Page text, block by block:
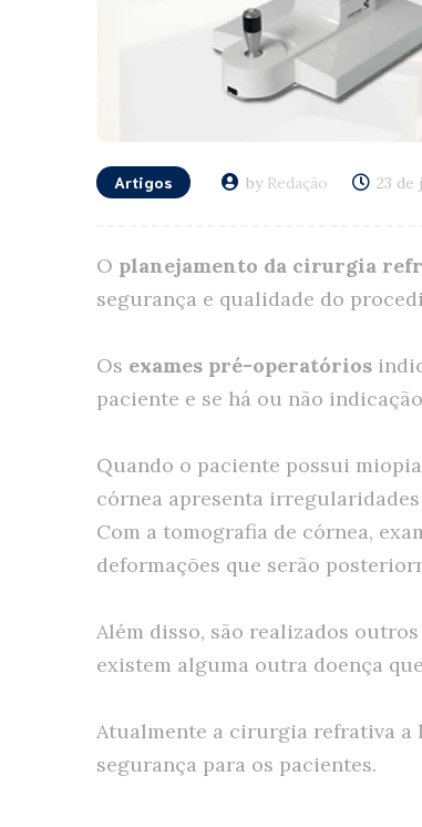
Artigos by Redação 23 de
O planejamento da cirurgia
segurança e qualidade do
Os exames pré-operatórios
paciente e se há ou não
Quando o paciente possui
córnea apresenta irregularidades
Com a tomografia de córnea,
deformações que serão
Além disso, são realizados
existem alguma outra doença
Atualmente a cirurgia refrativa a
segurança para os pacientes.